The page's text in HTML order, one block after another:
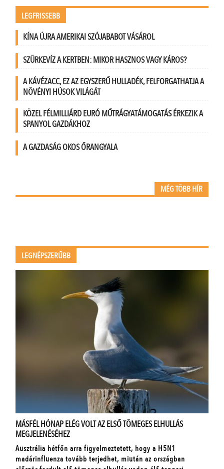
LEGFRISSEBB
KÍNA ÚJRA AMERIKAI SZÓJABABOT VÁSÁROL
SZÜRKEVÍZ A KERTBEN: MIKOR HASZNOS VAGY KÁROS?
A KÁVÉZACC, EZ AZ EGYSZERŰ HULLADÉK, FELFORGATHATJA A
NÖVÉNYI HÚSOK VILÁGÁT
KÖZEL FÉLMILLIÁRD EURÓ MŰTRÁGYATÁMOGATÁS ÉRKEZIK A
SPANYOL GAZDÁKHOZ
A GAZDASÁG OKOS ŐRANGYALA
MÉG TÖBB HÍR
LEGNÉPSZERŰBB